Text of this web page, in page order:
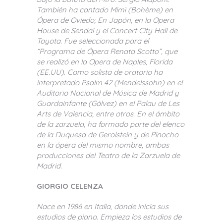
También ha cantado Mimì (Bohème) en
Ópera de Oviedo; En Japón, en la Opera
House de Sendai y el Concert City Hall de
Toyota. Fue seleccionada para el
“Programa de Ópera Renata Scotto”, que
se realizó en la Opera de Naples, Florida
(EE.UU). Como solista de oratorio ha
interpretado Psalm 42 (Mendelssohn) en el
Auditorio Nacional de Música de Madrid y
Guardainfante (Gálvez) en el Palau de Les
Arts de Valencia, entre otros. En el ámbito
de la zarzuela, ha formado parte del elenco
de la Duquesa de Gerolstein y de Pinocho
en la ópera del mismo nombre, ambas
producciones del Teatro de la Zarzuela de
Madrid.
GIORGIO CELENZA
Nace en 1986 en Italia, donde inicia sus
estudios de piano. Empieza los estudios de